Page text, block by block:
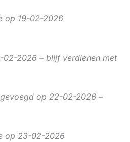
op 19-02-2026
02-2026 – blijf verdienen met
op 22-02-2026 –
op 23-02-2026